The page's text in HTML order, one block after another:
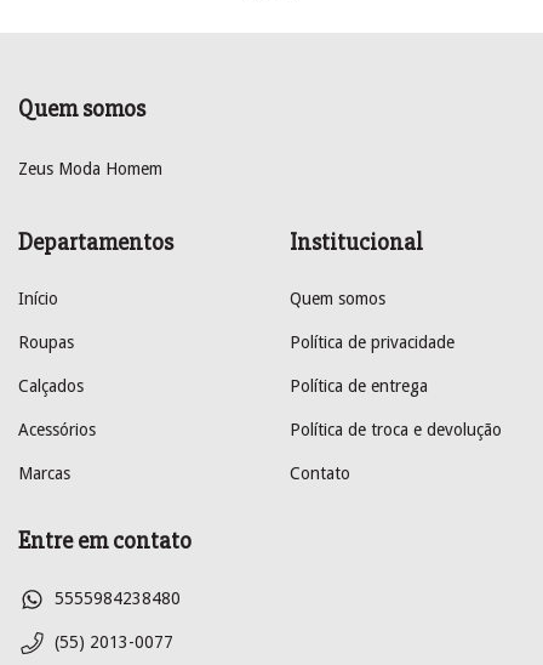
Quem somos
Zeus Moda Homem
Departamentos
Início
Roupas
Calçados
Acessórios
Marcas
Institucional
Quem somos
Política de privacidade
Política de entrega
Política de troca e devolução
Contato
Entre em contato
5555984238480
(55) 2013-0077